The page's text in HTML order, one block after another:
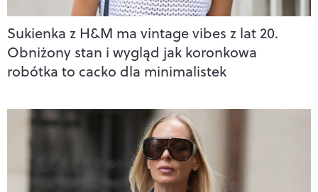
Sukienka z H&M ma vintage vibes z lat 20.
Obniżony stan i wygląd jak koronkowa
robótka to cacko dla minimalistek